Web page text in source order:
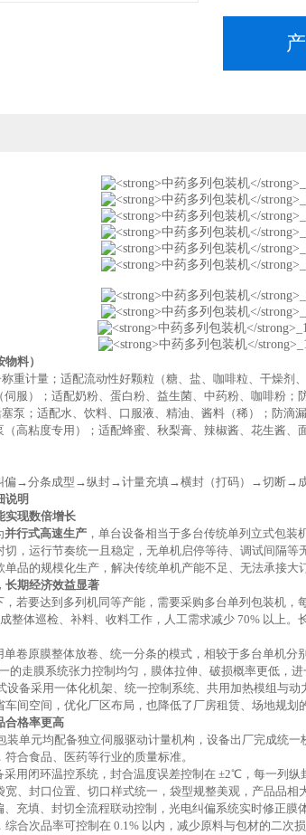
料）
重计量；适配流动性好颗粒（糖、盐、咖啡粒、干燥剂
伺服）；适配奶粉、蛋白粉、益生菌、中药粉、咖啡粉；
泵；适配水、饮料、口服液、精油、酱料（稀）；防滴
（高粘度专用）；适配蜂蜜、秋梨膏、辣椒酱、花生酱、
偏→分条成型→纵封→计量充填→横封（打码）→切断→
说明
实现数倍增长
并行式高速生产 ，单台设备相当于多台传统单列立式包装
，运行节奏统一且稳定，无单机启停等待、调试间隔
品的规模化生产，解决传统单机产能不足、无法承接大
长期经济效益显著
，若要达到多列机同等产能，需要采购多台单列包装机，
整体巡检、补料、收料工作，人工需求减少 70% 以上
单卷原膜整体放卷、统一分条的模式，相较于多台单机分
的走膜系统张力控制均匀，膜体拉伸、破损概率更低，进
设备采用一体化机架、统一控制系统、共用加热模组与
间空间，优化厂区布局，也降低了厂房租赁、场地规划
合格率更高
装单元均配备独立伺服驱动计量机构，设备出厂完成统
合食品、医药等行业的质量标准。
采用 闭环温控系统，封合温度误差控制在 ±2℃，每一列纵
、封口位置、切口样式统一，袋型规整美观，产品品相
、充填、封切全流程联动控制，光电纠偏系统实时修正
综合次品率可控制在 0.1% 以内，减少原料与包材的二次损